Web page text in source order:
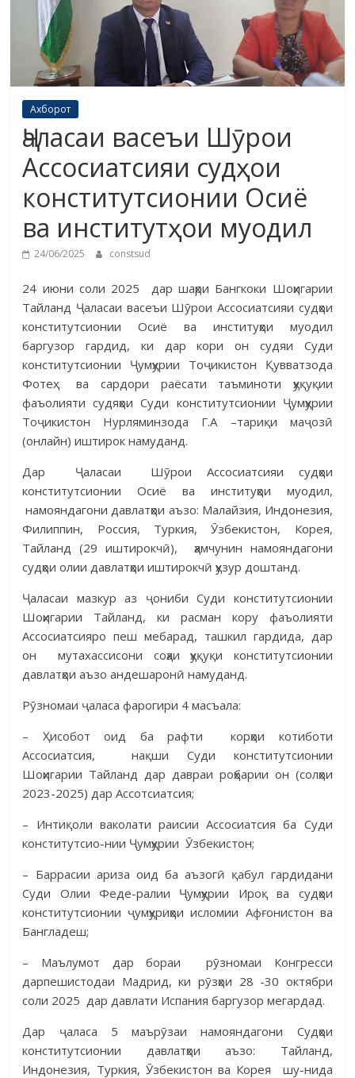
Ахборот
Ҷаласаи васеъи Шӯрои
Ассосиатсияи судҳои
конститутсионии Осиё
ва институтҳои муодил
24/06/2025 constsud
24 июни соли 2025 дар шаҳри Бангкоки Шоҳигарии
Тайланд Ҷаласаи васеъи Шӯрои Ассосиатсияи судҳои
конститутсионии Осиё ва институҳои муодил
баргузор гардид, ки дар кори он судяи Суди
конститутсионии Ҷумҳурии Тоҷикистон Қувватзода
Фотеҳ ва сардори раёсати таъминоти ҳуқуқии
фаъолияти судяҳои Суди конститутсионии Ҷумҳурии
Тоҷикистон Нурляминзода Г.А –тариқи маҷозӣ
(онлайн) иштирок намуданд.
Дар Ҷаласаи Шӯрои Ассосиатсияи судҳои
конститутсионии Осиё ва институҳои муодил,
намояндагони давлатҳои аъзо: Малайзия, Индонезия,
Филиппин, Россия, Туркия, Ӯзбекистон, Корея,
Тайланд (29 иштирокчӣ), ҳамчунин намояндагони
судҳои олии давлатҳои иштирокчӣ ҳузур доштанд.
Ҷаласаи мазкур аз ҷониби Суди конститутсионии
Шоҳигарии Тайланд, ки расман кору фаъолияти
Ассосиатсияро пеш мебарад, ташкил гардида, дар
он мутахассисони соҳаи ҳуқуқи конститутсионии
давлатҳои аъзо андешаронӣ намуданд.
Рӯзномаи ҷаласа фарогири 4 масъала:
– Ҳисобот оид ба рафти корҳои котиботи
Ассосиатсия, нақши Суди конститутсионии
Шоҳигарии Тайланд дар давраи роҳбарии он (солҳои
2023-2025) дар Ассотсиатсия;
– Интиқоли ваколати раисии Ассосиатсия ба Суди
конститутсио-нии Ҷумҳурии Ӯзбекистон;
– Баррасии ариза оид ба аъзогӣ қабул гардидани
Суди Олии Феде-ралии Ҷумҳурии Ироқ ва судҳои
конститутсионии ҷумҳуриҳои исломии Афғонистон ва
Бангладеш;
– Маълумот дар бораи рӯзномаи Конгресси
дарпешистодаи Мадрид, ки рӯзҳои 28 -30 октябри
соли 2025 дар давлати Испания баргузор мегардад.
Дар ҷаласа 5 маърӯзаи намояндагони Судҳои
конститутсионии давлатҳои аъзо: Тайланд,
Индонезия, Туркия, Ӯзбекистон ва Корея шу-нида